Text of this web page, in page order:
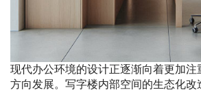
现代办公环境的设计正逐渐向着更加注
方向发展。写字楼内部空间的生态化改